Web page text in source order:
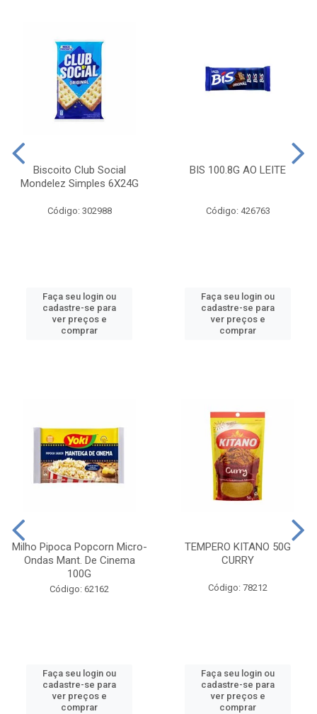
Biscoito Club Social
Mondelez Simples 6X24G
Código: 302988
Faça seu login ou
cadastre-se para
ver preços e
comprar
BIS 100.8G AO LEITE
Código: 426763
Faça seu login ou
cadastre-se para
ver preços e
comprar
Milho Pipoca Popcorn Micro-
Ondas Mant. De Cinema
100G
Código: 62162
Faça seu login ou
cadastre-se para
ver preços e
comprar
TEMPERO KITANO 50G
CURRY
Código: 78212
Faça seu login ou
cadastre-se para
ver preços e
comprar